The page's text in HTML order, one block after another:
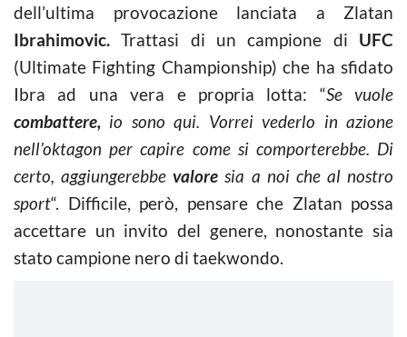
dell’ultima provocazione lanciata a Zlatan
Ibrahimovic. Trattasi di un campione di UFC
(Ultimate Fighting Championship) che ha sfidato
Ibra ad una vera e propria lotta: “Se vuole
combattere, io sono qui. Vorrei vederlo in azione
nell’oktagon per capire come si comporterebbe. Di
certo, aggiungerebbevalore sia a noi che al nostro
sport“. Difficile, però, pensare che Zlatan possa
accettare un invito del genere, nonostante sia
stato campione nero di taekwondo.